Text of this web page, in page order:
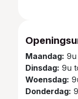
Maandag: 9u
Dinsdag: 9u
Woensdag:
Donderdag: